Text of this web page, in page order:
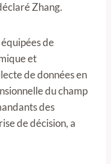
Zhang.
de
et
de données en
du champ
des
de décision, a